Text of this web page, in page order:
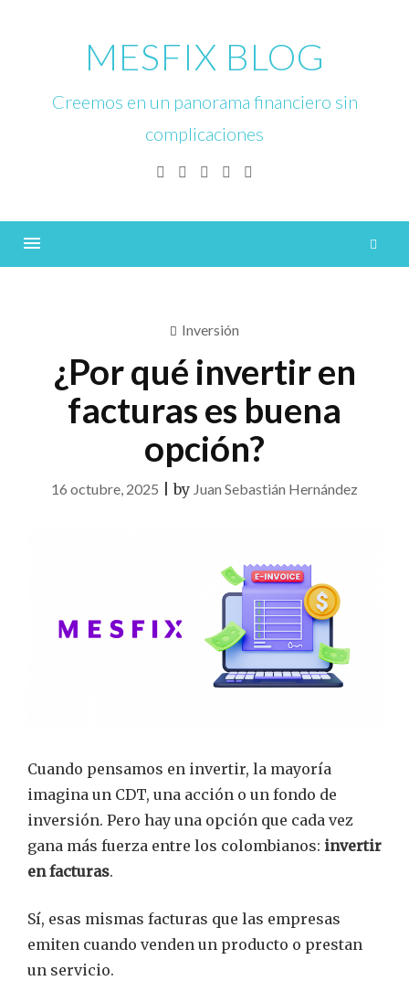
MESFIX BLOG
Creemos en un panorama financiero sin
complicaciones
Facebook
TwitterLinkedinInstagram
Inversión
¿Por qué invertir en
facturas es buena
opción?
16 octubre, 2025 |by Juan Sebastián Hernández
Cuando pensamos en invertir, la mayoría
imagina un CDT, una acción o un fondo de
inversión. Pero hay una opción que cada vez
gana más fuerza entre los colombianos: invertir
en facturas.
Sí, esas mismas facturas que las empresas
emiten cuando venden un producto o prestan
un servicio.